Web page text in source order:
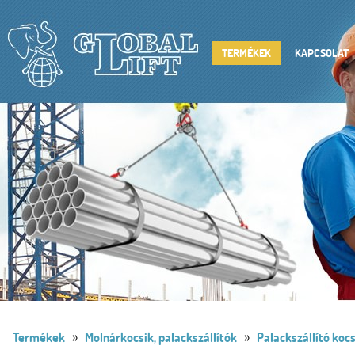
TERMÉKEK KAPCSOLAT
Termékek » Molnárkocsik, palackszállítók » Palackszállító